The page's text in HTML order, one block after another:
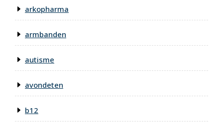
arkopharma
armbanden
autisme
avondeten
b12